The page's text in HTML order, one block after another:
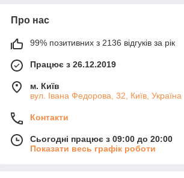
Про нас
99% позитивних з 2136 відгуків за рік
Працює з 26.12.2019
м. Київ
вул. Івана Федорова, 32, Київ, Україна
Контакти
Сьогодні працює з 09:00 до 20:00
Показати весь графік роботи